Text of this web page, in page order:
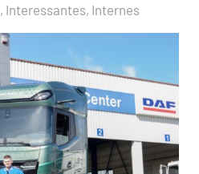
, Interessantes, Internes